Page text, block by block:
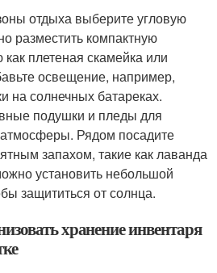
отдыха выберите угловую
разместить компактную
плетеная скамейка или
освещение, например,
на солнечных батареках.
подушки и пледы для
Рядом посадите
запахом, такие как лаванда
установить небольшой
защититься от солнца.
хранение инвентаря